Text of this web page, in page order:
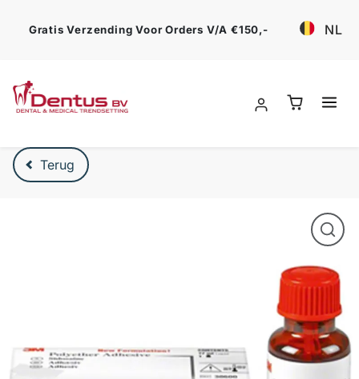
Gratis Verzending Voor Orders V/a €150,- NL
Verder naar product beschrijving
Terug